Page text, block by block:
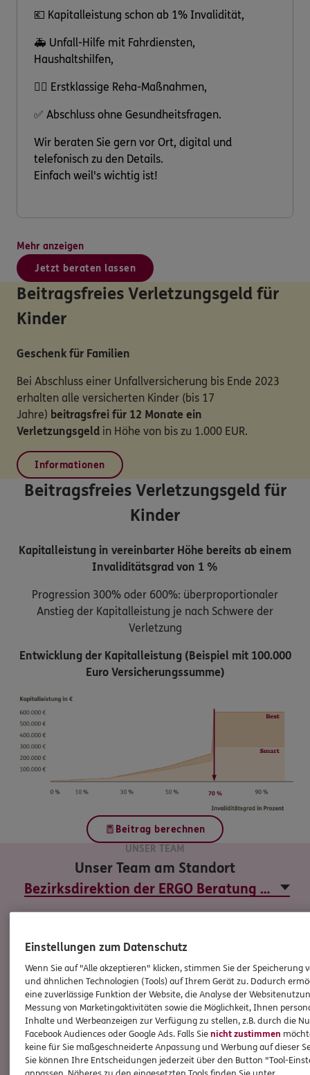
💶 Kapitalleistung schon ab 1% Invalidität,
🚑 Unfall-Hilfe mit Fahrdiensten,
Haushaltshilfen,
👩‍⚕️ Erstklassige Reha-Maßnahmen,
✅ Abschluss ohne Gesundheitsfragen.
Wir beraten Sie gern vor Ort, digital und
telefonisch zu den Details.
Einfach weil's wichtig ist!
Mehr anzeigen
Jetzt beraten lassen
Beitragsfreies Verletzungsgeld für
Kinder
Geschenk für Familien
Bei Abschluss einer Unfallversicherung bis Ende 2023
erhalten alle versicherten Kinder (bis 17
Jahre) beitragsfrei für 12 Monate ein
Verletzungsgeld in Höhe von bis zu 1.000 EUR.
Informationen
Beitragsfreies Verletzungsgeld für
Kinder
Kapitalleistung in vereinbarter Höhe bereits ab einem
Invaliditätsgrad von 1 %
Progression 300% oder 600%: überproportionaler
Anstieg der Kapitalleistung je nach Schwere der
Verletzung
Entwicklung der Kapitalleistung (Beispiel mit 100.000
Euro Versicherungssumme)
Beitrag berechnen
UNSER TEAM
Unser Team am Standort
Christopher Stauch
Einstellungen zum Datenschutz
Wenn Sie auf "Alle akzeptieren" klicken, stimmen Sie der Speicherung
und ähnlichen Technologien (Tools) auf Ihrem Gerät zu. Dadurch
eine zuverlässige Funktion der Website, die Analyse der
Messung von Marketingaktivitäten sowie die Möglichkeit, Ihnen
Inhalte und Werbeanzeigen zur Verfügung zu stellen, z.B. durch die
Facebook Audiences oder Google Ads. Falls Sienicht zustimmen
keine für Sie maßgeschneiderte Anpassung und Werbung auf dieser
Sie können Ihre Entscheidungen jederzeit über den Button "Tool-